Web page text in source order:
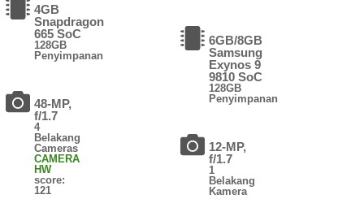
4GB
Snapdragon
665 SoC
128GB
Penyimpanan
48-MP,
f/1.7
4
Belakang
Cameras
CAMERA
HW
score:
121
6GB/8GB
Samsung
Exynos 9
9810 SoC
128GB
Penyimpanan
12-MP,
f/1.7
1
Belakang
Kamera